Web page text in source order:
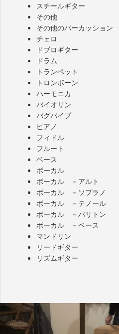
スチールギター
その他
その他のパーカッション
チェロ
ドブロギター
ドラム
トランペット
トロンボーン
ハーモニカ
バイオリン
バグパイプ
ピアノ
フィドル
フルート
ベース
ボーカル
ボーカル －アルト
ボーカル －ソプラノ
ボーカル －テノール
ボーカル －バリトン
ボーカル －ベース
マンドリン
リードギター
リズムギター